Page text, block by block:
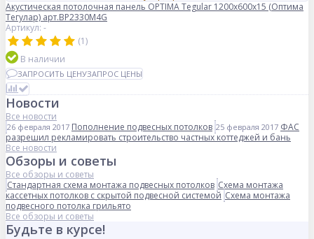
Акустическая потолочная панель OPTIMA Tegular 1200x600x15 (Оптима
Тегулар) арт.BP2330M4G
Артикул: -
(1)
В наличии
ЗАПРОСИТЬ ЦЕНУЗАПРОС ЦЕНЫ
Новости
Все новости
26 февраля 2017 Пополнение подвесных потолков 25 февраля 2017 ФАС
разрешил рекламировать строительство частных коттеджей и бань
Все новости
Обзоры и советы
Все обзоры и советы
Стандартная схема монтажа подвесных потолков Схема монтажа
кассетных потолков с скрытой подвесной системой Схема монтажа
подвесного потолка грильято
Все обзоры и советы
Будьте в курсе!